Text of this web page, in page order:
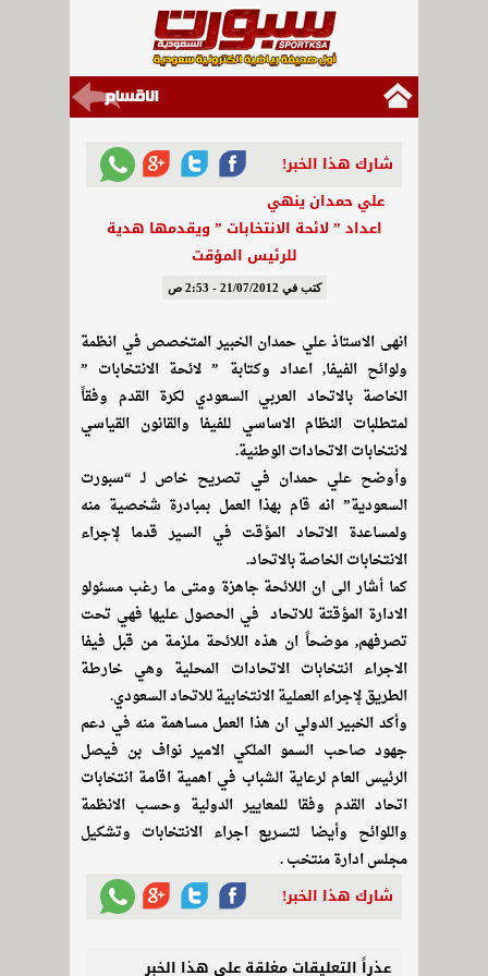
شارك هذا الخبر!
علي حمدان ينهي
اعداد ” لائحة الانتخابات ” ويقدمها هدية
للرئيس المؤقت
كتب في 21/07/2012 - 2:53 ص
انهى الاستاذ علي حمدان الخبير المتخصص في انظمة
ولوائح الفيفا, اعداد وكتابة ” لائحة الانتخابات ”
الخاصة بالاتحاد العربي السعودي لكرة القدم وفقاً
لمتطلبات النظام الاساسي للفيفا والقانون القياسي
لانتخابات الاتحادات الوطنية.
وأوضح علي حمدان في تصريح خاص لـ “سبورت
السعودية” انه قام بهذا العمل بمبادرة شخصية منه
ولمساعدة الاتحاد المؤقت في السير قدما لإجراء
الانتخابات الخاصة بالاتحاد.
كما أشار الى ان اللائحة جاهزة ومتى ما رغب مسئولو
الادارة المؤقتة للاتحاد في الحصول عليها فهي تحت
تصرفهم, موضحاً ان هذه اللائحة ملزمة من قبل فيفا
الاجراء انتخابات الاتحادات المحلية وهي خارطة
الطريق لإجراء العملية الانتخابية للاتحاد السعودي.
وأكد الخبير الدولي ان هذا العمل مساهمة منه في دعم
جهود صاحب السمو الملكي الامير نواف بن فيصل
الرئيس العام لرعاية الشباب في اهمية اقامة انتخابات
اتحاد القدم وفقا للمعايير الدولية وحسب الانظمة
واللوائح وأيضا لتسريع اجراء الانتخابات وتشكيل
مجلس ادارة منتخب .
شارك هذا الخبر!
عذراً التعليقات مغلقة على هذا الخبر